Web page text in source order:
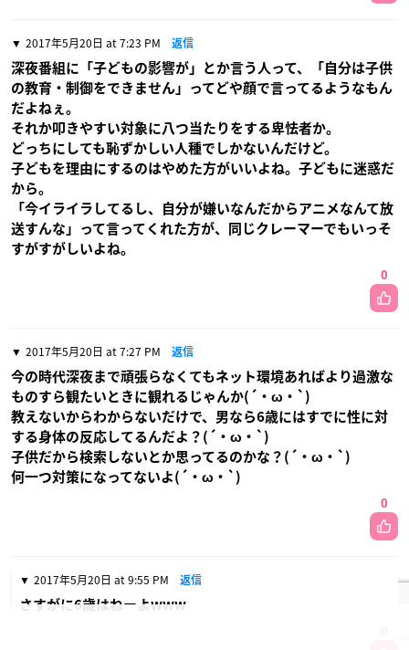
2017年5月20日 at 7:23 PM 返信
深夜番組に「子どもの影響が」とか言う人って、「自分は子供
の教育・制御をできません」ってどや顔で言ってるようなもん
だよねぇ。
それか叩きやすい対象に八つ当たりをする卑怯者か。
どっちにしても恥ずかしい人種でしかないんだけど。
子どもを理由にするのはやめた方がいいよね。子どもに迷惑だ
から。
「今イライラしてるし、自分が嫌いなんだからアニメなんて放
送すんな」って言ってくれた方が、同じクレーマーでもいっそ
すがすがしいよね。
0
2017年5月20日 at 7:27 PM 返信
今の時代深夜まで頑張らなくてもネット環境あればより過激な
ものすら観たいときに観れるじゃんか(´・ω・`)
教えないからわからないだけで、男なら6歳にはすでに性に対
する身体の反応してるんだよ？(´・ω・`)
子供だから検索しないとか思ってるのかな？(´・ω・`)
何一つ対策になってないよ(´・ω・`)
0
2017年5月20日 at 9:55 PM 返信
さすがに6歳はねーよwww